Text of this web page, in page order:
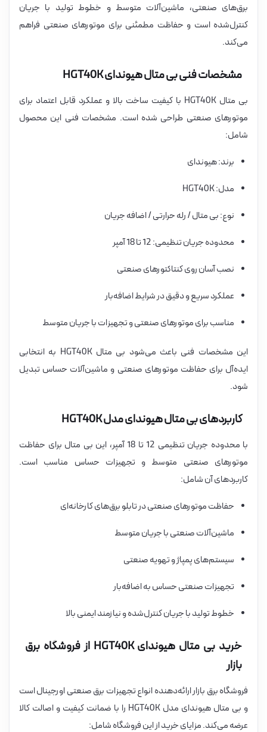
برق‌های صنعتی، ماشین‌آلات متوسط و خطوط تولید با جریان
کنترل‌شده است و حفاظت مطمئنی برای موتورهای صنعتی فراهم
می‌کند.
مشخصات فنی بی متال هیوندای HGT40K
بی متال HGT40K با کیفیت ساخت بالا و عملکرد قابل اعتماد برای
موتورهای صنعتی طراحی شده است. مشخصات فنی این محصول
شامل:
برند: هیوندای
مدل: HGT40K
نوع: بی متال / رله حرارتی / اضافه جریان
محدوده جریان تنظیمی: 12 تا 18 آمپر
نصب آسان روی کنتاکتورهای صنعتی
عملکرد سریع و دقیق در شرایط اضافه‌بار
مناسب برای موتورهای صنعتی و تجهیزات با جریان متوسط
این مشخصات فنی باعث می‌شود بی متال HGT40K به انتخابی
ایده‌آل برای حفاظت موتورهای صنعتی و ماشین‌آلات حساس تبدیل
شود.
کاربردهای بی متال هیوندای مدل HGT40K
با محدوده جریان تنظیمی 12 تا 18 آمپر، این بی متال برای حفاظت
موتورهای صنعتی متوسط و تجهیزات حساس مناسب است.
کاربردهای آن شامل:
حفاظت موتورهای صنعتی در تابلو برق‌های کارخانه‌ای
ماشین‌آلات صنعتی با جریان متوسط
سیستم‌های پمپاژ و تهویه صنعتی
تجهیزات صنعتی حساس به اضافه‌بار
خطوط تولید با جریان کنترل‌شده و نیازمند ایمنی بالا
خرید بی متال هیوندای HGT40K از فروشگاه برق
بازار
فروشگاه برق بازار ارائه‌دهنده انواع تجهیزات برق صنعتی اورجینال است
و بی متال هیوندای مدل HGT40K را با ضمانت کیفیت و اصالت کالا
عرضه می‌کند. مزایای خرید از این فروشگاه شامل: